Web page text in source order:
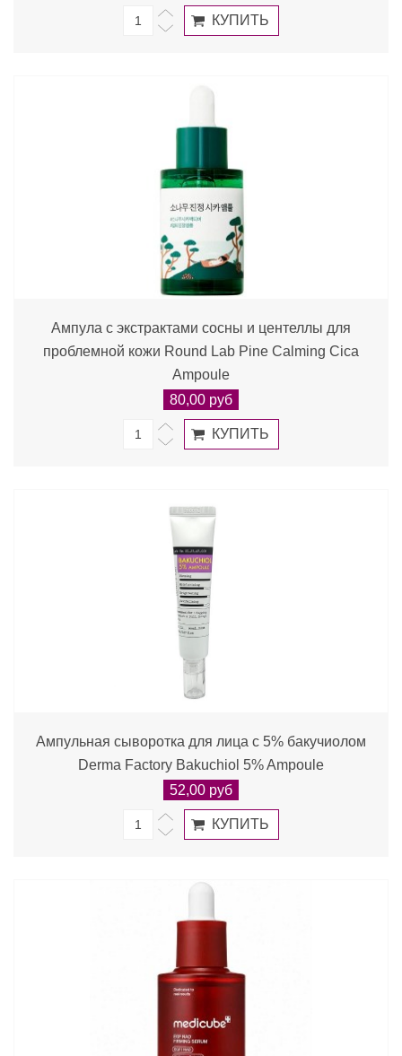
Ампула с экстрактами сосны и центеллы для
проблемной кожи Round Lab Pine Calming Cica
Ampoule
80,00 руб
Ампульная сыворотка для лица с 5% бакучиолом
Derma Factory Bakuchiol 5% Ampoule
52,00 руб